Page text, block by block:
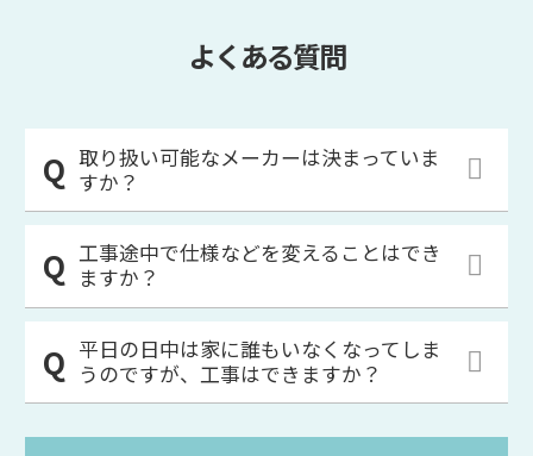
よくある質問
取り扱い可能なメーカーは決まっていま
すか？
工事途中で仕様などを変えることはでき
ますか？
平日の日中は家に誰もいなくなってしま
うのですが、工事はできますか？